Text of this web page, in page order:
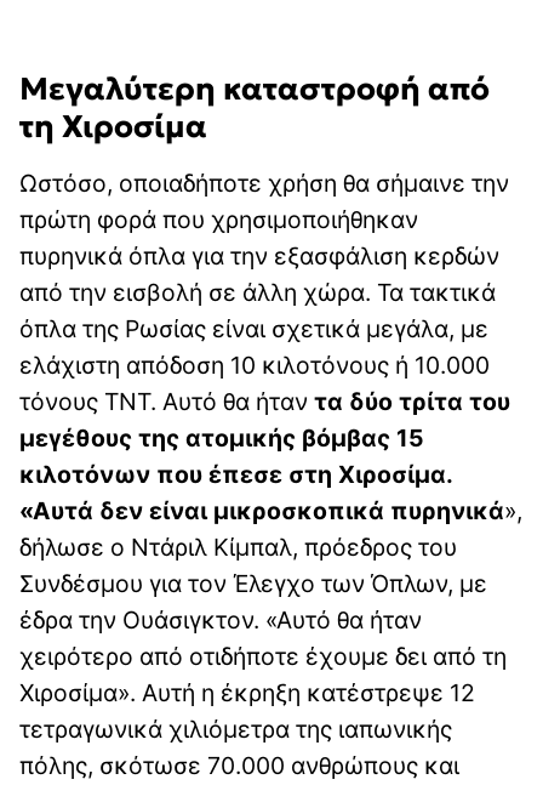
Μεγαλύτερη καταστροφή από
τη Χιροσίμα
Ωστόσο, οποιαδήποτε χρήση θα σήμαινε την
πρώτη φορά που χρησιμοποιήθηκαν
πυρηνικά όπλα για την εξασφάλιση κερδών
από την εισβολή σε άλλη χώρα. Τα τακτικά
όπλα της Ρωσίας είναι σχετικά μεγάλα, με
ελάχιστη απόδοση 10 κιλοτόνους ή 10.000
τόνους TNT. Αυτό θα ήταν τα δύο τρίτα του
μεγέθους της ατομικής βόμβας 15
κιλοτόνων που έπεσε στη Χιροσίμα.
«Αυτά δεν είναι μικροσκοπικά πυρηνικά»,
δήλωσε ο Ντάριλ Κίμπαλ, πρόεδρος του
Συνδέσμου για τον Έλεγχο των Όπλων, με
έδρα την Ουάσιγκτον. «Αυτό θα ήταν
χειρότερο από οτιδήποτε έχουμε δει από τη
Χιροσίμα». Αυτή η έκρηξη κατέστρεψε 12
τετραγωνικά χιλιόμετρα της ιαπωνικής
πόλης, σκότωσε 70.000 ανθρώπους και